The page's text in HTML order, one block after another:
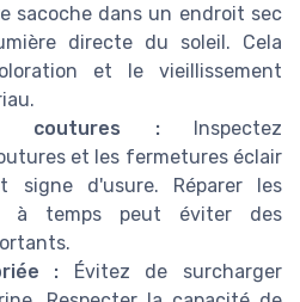
sacoche dans un endroit sec
directe du soleil. Cela
et le vieillissement
coutures :Inspectez
et les fermetures éclair
signe d'usure. Réparer les
à temps peut éviter des
: Évitez de surcharger